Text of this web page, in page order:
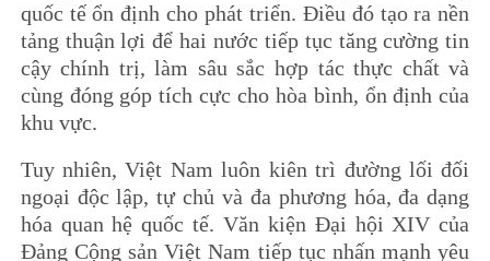
quốc tế ổn định cho phát triển. Điều đó tạo ra nền
tảng thuận lợi để hai nước tiếp tục tăng cường tin
cậy chính trị, làm sâu sắc hợp tác thực chất và
cùng đóng góp tích cực cho hòa bình, ổn định của
khu vực.
Tuy nhiên, Việt Nam luôn kiên trì đường lối đối
ngoại độc lập, tự chủ và đa phương hóa, đa dạng
hóa quan hệ quốc tế. Văn kiện Đại hội XIV của
Đảng Cộng sản Việt Nam tiếp tục nhấn mạnh yêu